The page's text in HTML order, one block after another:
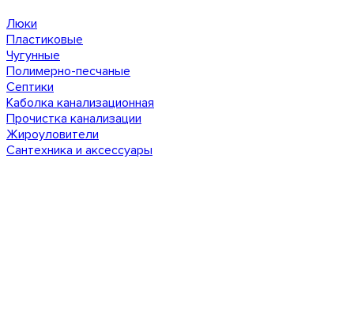
Люки
Пластиковые
Чугунные
Полимерно-песчаные
Септики
Каболка канализационная
Прочистка канализации
Жироуловители
Сантехника и аксессуары